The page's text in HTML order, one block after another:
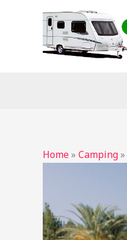
Home» Camping»